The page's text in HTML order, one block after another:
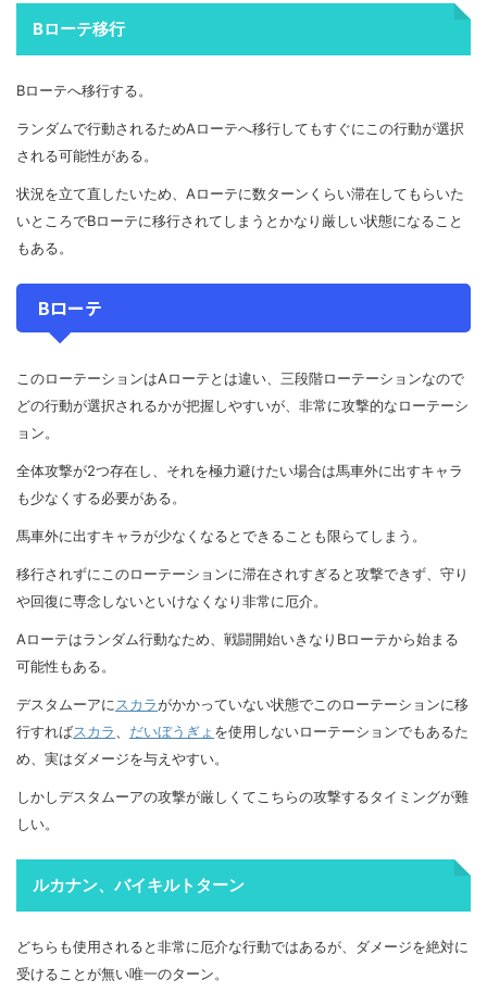
Bローテ移行
Bローテへ移行する。
ランダムで行動されるためAローテへ移行してもすぐにこの行動が選択
される可能性がある。
状況を立て直したいため、Aローテに数ターンくらい滞在してもらいた
いところでBローテに移行されてしまうとかなり厳しい状態になること
もある。
Bローテ
このローテーションはAローテとは違い、三段階ローテーションなので
どの行動が選択されるかが把握しやすいが、非常に攻撃的なローテーシ
ョン。
全体攻撃が2つ存在し、それを極力避けたい場合は馬車外に出すキャラ
も少なくする必要がある。
馬車外に出すキャラが少なくなるとできることも限らてしまう。
移行されずにこのローテーションに滞在されすぎると攻撃できず、守り
や回復に専念しないといけなくなり非常に厄介。
Aローテはランダム行動なため、戦闘開始いきなりBローテから始まる
可能性もある。
デスタムーアに スカラがかかっていない状態でこのローテーションに移
行すればスカラ だいぼうぎょ を使用しないローテーションでもあるた
め、実はダメージを与えやすい。
しかしデスタムーアの攻撃が厳しくてこちらの攻撃するタイミングが難
しい。
ルカナン、バイキルトターン
どちらも使用されると非常に厄介な行動ではあるが、ダメージを絶対に
受けることが無い唯一のターン。